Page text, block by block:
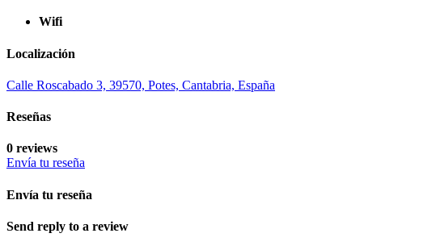
Wifi
Localización
Calle Roscabado 3, 39570, Potes, Cantabria, España
Reseñas
0 reviews
Envía tu reseña
Envía tu reseña
Send reply to a review